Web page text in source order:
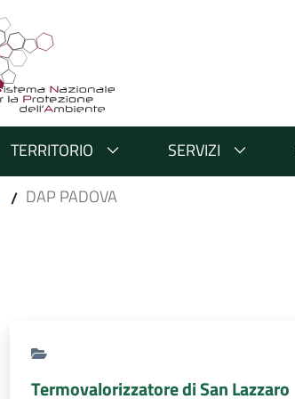
TERRITORIO SERVIZI
/ DAP PADOVA
Termovalorizzatore di San Lazzaro